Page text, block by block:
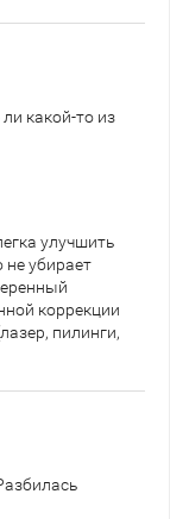
какой-то из
улучшить
не убирает
коррекции
пилинги,